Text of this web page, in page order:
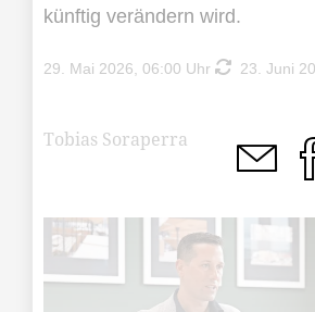
künftig verändern wird.
29. Mai 2026, 06:00 Uhr 23. Juni
Tobias Soraperra